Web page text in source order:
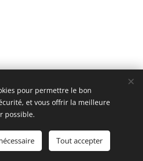
fournies par
l-amour.net
parWebnode Cookies
pour permettre le bon
et vous offrir la meilleure
possible.
Tout accepter